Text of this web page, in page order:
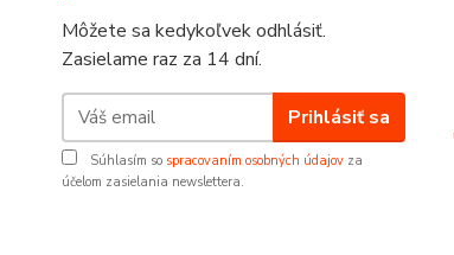
Môžete sa kedykoľvek odhlásiť.
Zasielame raz za 14 dní.
Prihlásiť sa
Súhlasím so spracovaním osobných údajov za
účelom zasielania newslettera.